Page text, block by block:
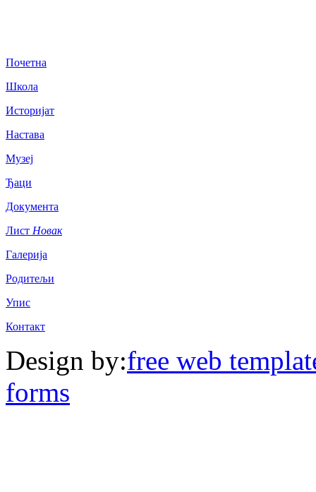
Почетна
Школа
Историјат
Настава
Музеј
Ђаци
Документа
Лист Новак
Галерија
Родитељи
Упис
Контакт
Design by:free web
forms